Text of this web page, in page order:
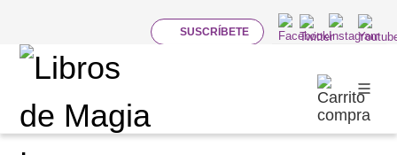
SUSCRÍBETE
LIBROS